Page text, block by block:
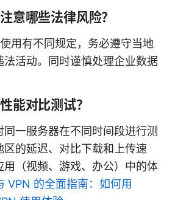
意哪些法律风险？
用有不同规定，务必遵守当地
法活动。同时谨慎处理企业数据
能对比测试？
一服务器在不同时间段进行测
的延迟、对比下载和上传速
用（视频、游戏、办公）中的体
VPN 的全面指南：如何用